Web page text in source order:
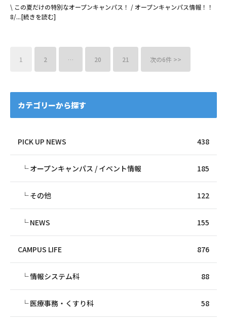
\ この夏だけの特別なオープンキャンパス！ / オープンキャンパス情報！！
8/...[続きを読む]
1 2 … 20 21 次の6件 >>
カテゴリーから探す
PICK UP NEWS 438
オープンキャンパス / イベント情報 185
その他 122
NEWS 155
CAMPUS LIFE 876
情報システム科 88
医療事務・くすり科 58